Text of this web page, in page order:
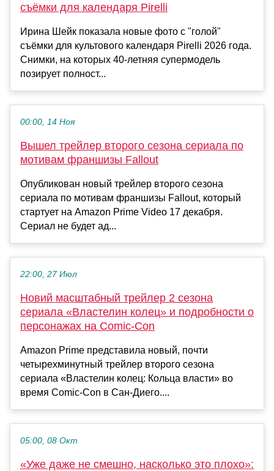
съёмки для календаря Pirelli
Ирина Шейк показала новые фото с "голой"
съёмки для культового календаря Pirelli 2026 года.
Снимки, на которых 40-летняя супермодель
позирует полност...
00:00, 14 Ноя
Вышел трейлер второго сезона сериала по
мотивам франшизы Fallout
Опубликован новый трейлер второго сезона
сериала по мотивам франшизы Fallout, который
стартует на Amazon Prime Video 17 декабря.
Сериал не будет ад...
22:00, 27 Июл
Новий масштабный трейлер 2 сезона
сериала «Властелин колец» и подробности о
персонажах на Comic-Con
Amazon Prime представила новый, почти
четырехминутный трейлер второго сезона
сериала «Властелин колец: Кольца власти» во
время Comic-Con в Сан-Диего....
05:00, 08 Окт
«Уже даже не смешно, насколько это плохо»: